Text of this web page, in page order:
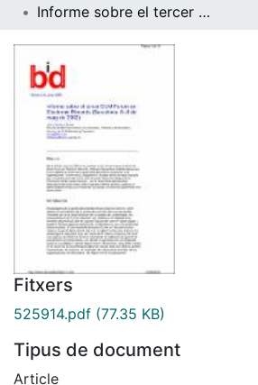
Informe sobre el tercer DLM-Forum on Electronic Records (Barcelona, 6¿8 de maig de 2002)
Fitxers
525914.pdf (77.35 KB)
Tipus de document
Article